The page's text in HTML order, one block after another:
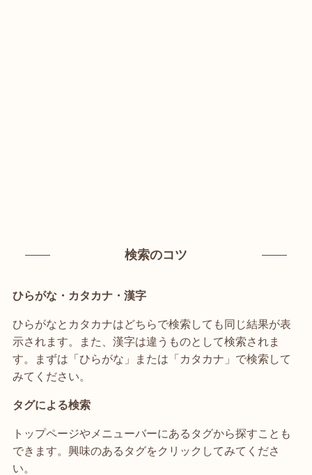
検索のコツ
ひらがな・カタカナ・漢字
ひらがなとカタカナはどちらで検索しても同じ結果が表
示されます。また、漢字は違うものとして検索されま
す。まずは「ひらがな」または「カタカナ」で検索して
みてください。
タグによる検索
トップページやメニューバーにあるタグから探すことも
できます。興味のあるタグをクリックしてみてくださ
い。